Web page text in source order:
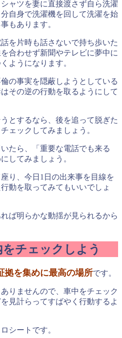
ャツを妻に直接渡さず自ら洗濯
自身で洗濯機を回して洗濯を始
もあります。
を片時も話さないで持ち歩いた
合わせず新聞やテレビに夢中に
ようになります。
の事実を隠蔽しようとしている
その逆の行動を取るようにして
とするなら、後を追って脱ぎた
ェックしてみましょう。
たら、「重要な電話でも来る
してみましょう。
り、今日1日の出来事を目線を
動を取ってみてもいいでしょ
ば明らかな動揺が見られるから
チェックしよう
拠を集めに最高の場所です。
りませんので、車中をチェック
見計らってすばやく行動するよ
シートです。